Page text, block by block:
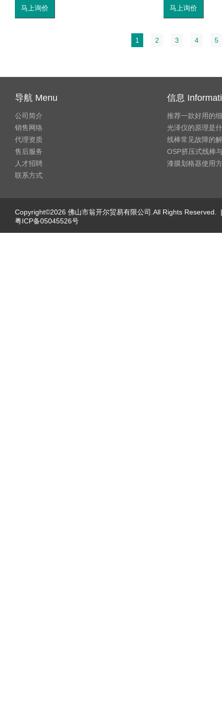
马上询价 马上询价
1 2 3 4 5
导航 Menu
公司简介
销售网络
代理资质
售后服务
人才招聘
联系方式
信息
推荐一款好用的
光泽仪的原理是
线棒常见故障的
OSP挤压式线棒
漆膜划格器使用
Copyright©2026 佛山市翁开尔贸易有限公司.All Rights Reserved. |
粤ICP备05045526号